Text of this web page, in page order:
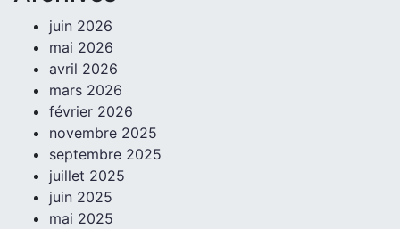
juin 2026
mai 2026
avril 2026
mars 2026
février 2026
novembre 2025
septembre 2025
juillet 2025
juin 2025
mai 2025